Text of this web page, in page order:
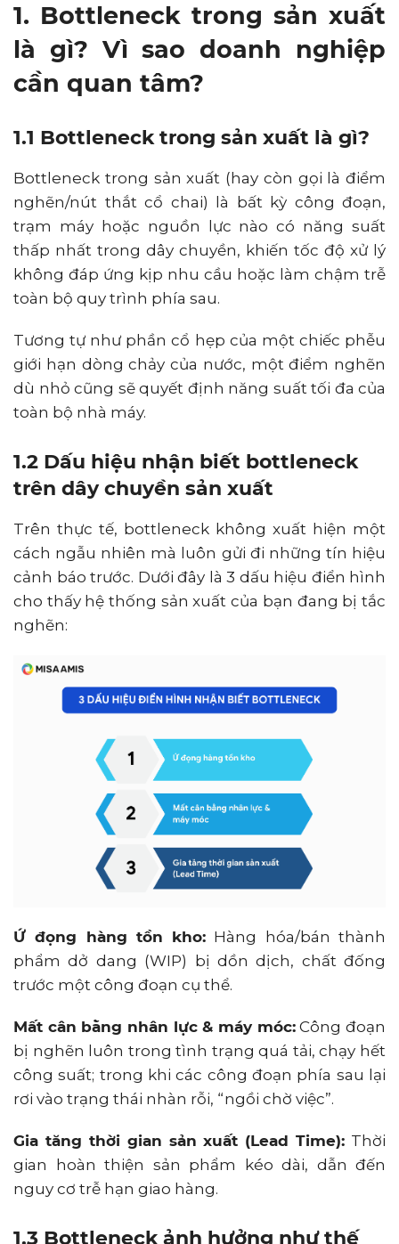
1. Bottleneck trong sản xuất
là gì? Vì sao doanh nghiệp
cần quan tâm?
1.1 Bottleneck trong sản xuất là gì?
Bottleneck trong sản xuất (hay còn gọi là điểm
nghẽn/nút thắt cổ chai) là bất kỳ công đoạn,
trạm máy hoặc nguồn lực nào có năng suất
thấp nhất trong dây chuyền, khiến tốc độ xử lý
không đáp ứng kịp nhu cầu hoặc làm chậm trễ
toàn bộ quy trình phía sau.
Tương tự như phần cổ hẹp của một chiếc phễu
giới hạn dòng chảy của nước, một điểm nghẽn
dù nhỏ cũng sẽ quyết định năng suất tối đa của
toàn bộ nhà máy.
1.2 Dấu hiệu nhận biết bottleneck
trên dây chuyền sản xuất
Trên thực tế, bottleneck không xuất hiện một
cách ngẫu nhiên mà luôn gửi đi những tín hiệu
cảnh báo trước. Dưới đây là 3 dấu hiệu điển hình
cho thấy hệ thống sản xuất của bạn đang bị tắc
nghẽn:
Ứ đọng hàng tồn kho: Hàng hóa/bán thành
phẩm dở dang (WIP) bị dồn dịch, chất đống
trước một công đoạn cụ thể.
Mất cân bằng nhân lực & máy móc:Công đoạn
bị nghẽn luôn trong tình trạng quá tải, chạy hết
công suất; trong khi các công đoạn phía sau lại
rơi vào trạng thái nhàn rỗi, “ngồi chờ việc”.
Gia tăng thời gian sản xuất (Lead Time): Thời
gian hoàn thiện sản phẩm kéo dài, dẫn đến
nguy cơ trễ hạn giao hàng.
1.3 Bottleneck ảnh hưởng như thế